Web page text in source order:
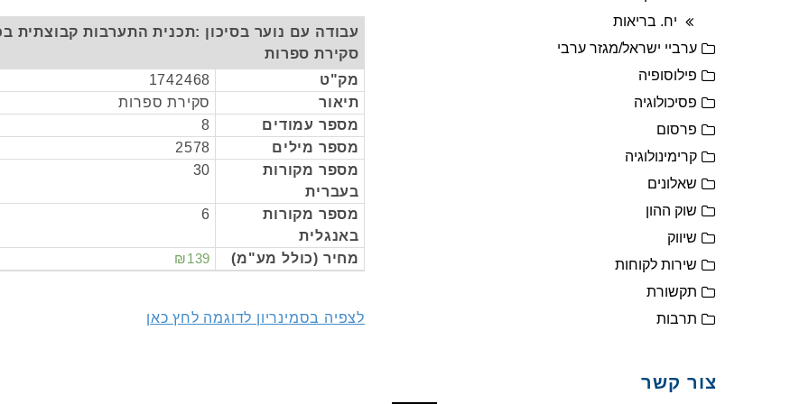
עבודה עם נוער בסיכון :תכנית התערבות קבוצתית
סקירת ספרות
מק"ט
1742468
תיאור
סקירת ספרות
מספר עמודים
8
מספר מילים
2578
מספר מקורות
בעברית
30
מספר מקורות
באנגלית
6
מחיר (כולל מע"מ) ₪139
לצפיה בסמינריון לדוגמה לחץ כאן
יח. בריאות
ערביי ישראל/מגזר ערבי
פילוסופיה
פסיכולוגיה
פרסום
קרימינולוגיה
שאלונים
שוק ההון
שיווק
שירות לקוחות
תקשורת
תרבות
צור קשר